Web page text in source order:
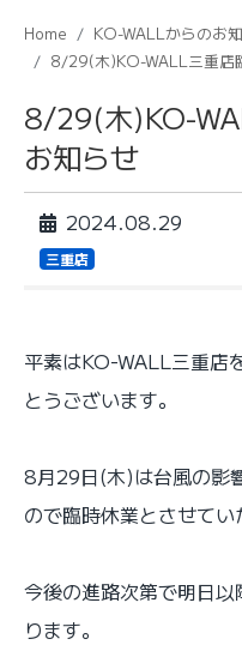
Home
KO-WALLからのお
8/29(木)KO-WALL三重店
8/29(木)KO-
お知らせ
2024.08.29
三重店
平素はKO-WALL三重店
とうございます。
8月29日(木)は台風の影
ので臨時休業とさせてい
今後の進路次第で明日
ります。